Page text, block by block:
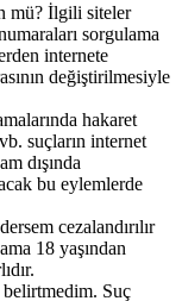
mü? İlgili siteler
sorgulama
internete
değiştirilmesiyle
hakaret
suçların internet
dışında
bu eylemlerde
cezalandırılır
18 yaşından
belirtmedim. Suç